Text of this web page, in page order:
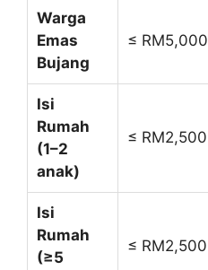
Warga
Emas
Bujang
≤ RM5,000
Isi
Rumah
(1–2
anak)
≤ RM2,500
Isi
Rumah
(≥5
≤ RM2,500